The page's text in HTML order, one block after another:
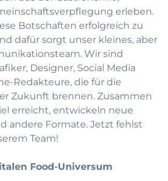
erleben.
Botschaften erfolgreich zu
dafür sorgt unser kleines, aber
Wir sind
Designer, Social Media
Redakteure, die für die
Zukunft brennen. Zusammen
erreicht, entwickeln neue
andere Formate. Jetzt fehlst
Team!
Food-Universum